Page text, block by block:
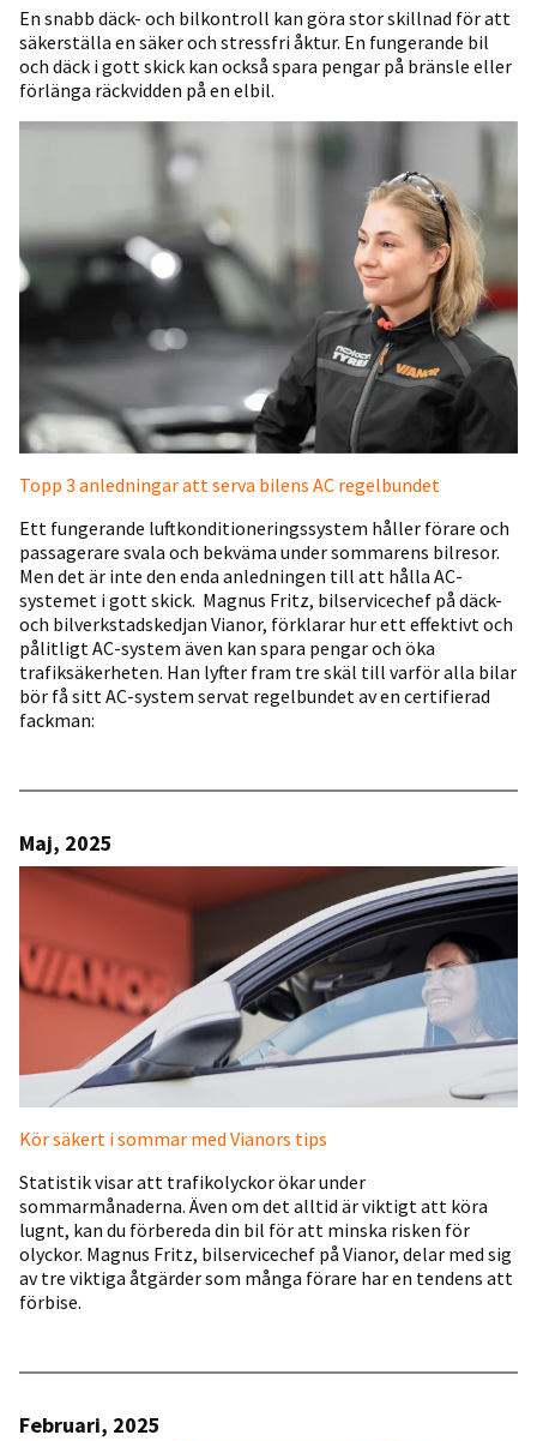
En snabb däck- och bilkontroll kan göra stor skillnad för att
säkerställa en säker och stressfri åktur. En fungerande bil
och däck i gott skick kan också spara pengar på bränsle eller
förlänga räckvidden på en elbil.
Topp 3 anledningar att serva bilens AC regelbundet
Ett fungerande luftkonditioneringssystem håller förare och
passagerare svala och bekväma under sommarens bilresor.
Men det är inte den enda anledningen till att hålla AC-
systemet i gott skick. Magnus Fritz, bilservicechef på däck-
och bilverkstadskedjan Vianor, förklarar hur ett effektivt och
pålitligt AC-system även kan spara pengar och öka
trafiksäkerheten. Han lyfter fram tre skäl till varför alla bilar
bör få sitt AC-system servat regelbundet av en certifierad
fackman:
Maj, 2025
Kör säkert i sommar med Vianors tips
Statistik visar att trafikolyckor ökar under
sommarmånaderna. Även om det alltid är viktigt att köra
lugnt, kan du förbereda din bil för att minska risken för
olyckor. Magnus Fritz, bilservicechef på Vianor, delar med sig
av tre viktiga åtgärder som många förare har en tendens att
förbise.
Februari, 2025